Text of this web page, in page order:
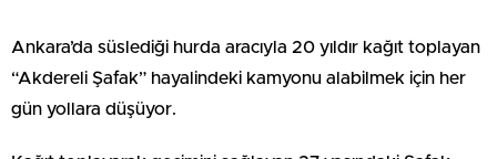
Ankara’da süslediği hurda aracıyla 20 yıldır kağıt toplayan
“Akdereli Şafak” hayalindeki kamyonu alabilmek için her
gün yollara düşüyor.